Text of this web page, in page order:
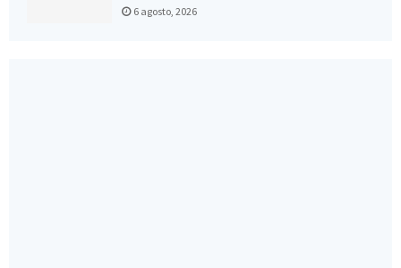
6 agosto, 2026